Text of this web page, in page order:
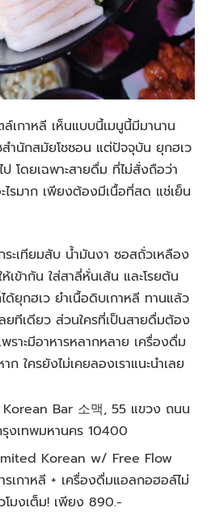
เกาหลี เห็นแบบนี้เมนูนี้มีมานาน
สำนักสมัยโชซอน แต่ปัจจุบัน ยุกฮเว
โดยเฉพาะสายดื่ม ที่ไม่สั่งถือว่า
รมาก เพียงต้องมีเนื้อที่สด แช่เย็น
ระเทียมสับ น้ำมันงา ซอสถั่วเหลือง
ข้ากัน ใส่สาลี่หั่นเส้น และโรยต้น
ยุกฮเว ยำเนื้อดิบเกาหลี ทานแล้ว
ทีเดียว ส่วนใครที่เป็นสายดื่มต้อง
ราะมีอาหารหลากหลาย เครื่องดื่ม
ใครยังไม่เคยลองเราแนะนำเลย
Korean Bar 소맥, 55 แขวง ถนน
งเทพมหานคร 10400
Korean w/ Free Flow
เกาหลี + เครื่องดื่มแอลกอฮอล์ไม่
มงเต็ม! เพียง 890.-